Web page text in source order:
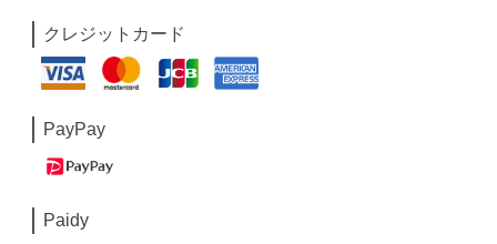
クレジットカード
PayPay
Paidy